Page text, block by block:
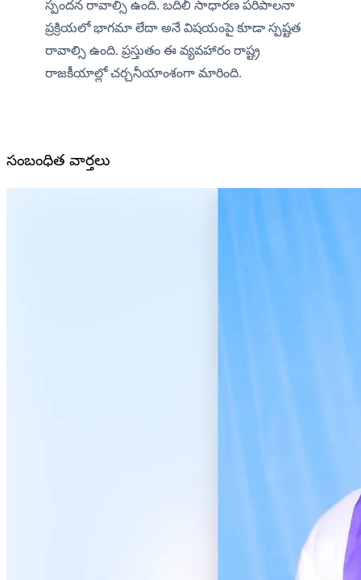
స్పందన రావాల్సి ఉంది. బదిలీ సాధారణ పరిపాలనా
ప్రక్రియలో భాగమా లేదా అనే విషయంపై కూడా స్పష్టత
రావాల్సి ఉంది. ప్రస్తుతం ఈ వ్యవహారం రాష్ట్ర
రాజకీయాల్లో చర్చనీయాంశంగా మారింది.
సంబంధిత వార్తలు